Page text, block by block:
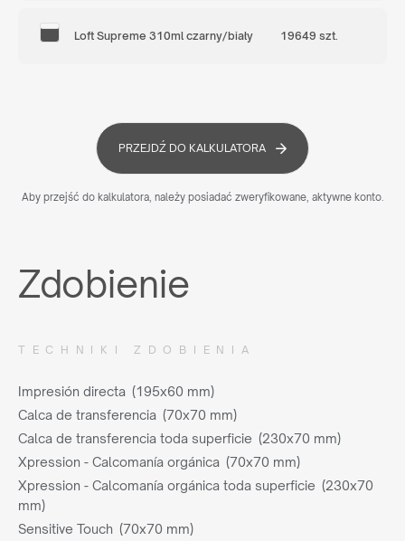
Loft Supreme 310ml czarny/biały 19649 szt.
PRZEJDŹ DO KALKULATORA
Aby przejść do kalkulatora, należy posiadać zweryfikowane, aktywne konto.
Zdobienie
TECHNIKI ZDOBIENIA
Impresión directa (195x60 mm)
Calca de transferencia (70x70 mm)
Calca de transferencia toda superficie (230x70 mm)
Xpression - Calcomanía orgánica (70x70 mm)
Xpression - Calcomanía orgánica toda superficie (230x70
mm)
Sensitive Touch (70x70 mm)